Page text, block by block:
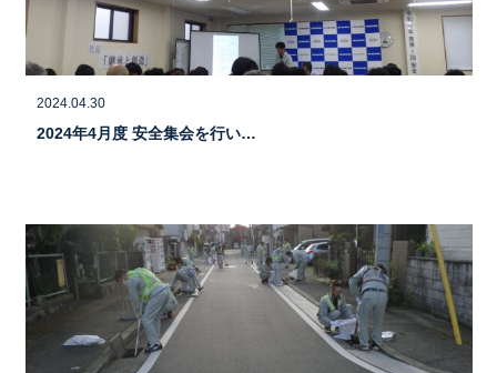
2024.04.30
2024年4月度 安全集会を行い…